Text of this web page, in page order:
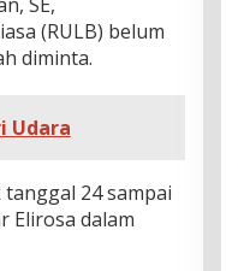
(RULB) belum
diminta.
Udara
24 sampai
Elirosa dalam